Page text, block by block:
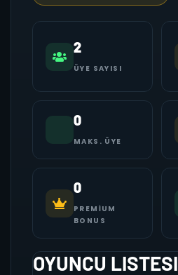
2
ÜYE SAYISI
0
MAKS. ÜYE
0
PREMIUM
BONUS
OYUNCU LISTESI